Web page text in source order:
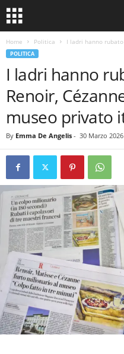
Home Politica I ladri hanno
POLITICA
I ladri hanno
Renoir,
museo privato
By Emma De Angelis - 30 Marzo 2026